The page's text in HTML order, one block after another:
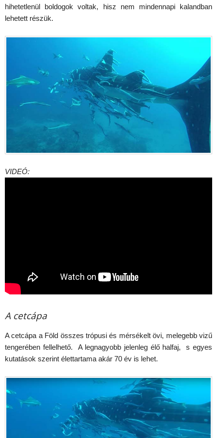
hihetetlenül boldogok voltak, hisz nem mindennapi kalandban
lehetett részük.
VIDEÓ:
A cetcápa
A cetcápa a Föld összes trópusi és mérsékelt övi, melegebb vizű
tengerében fellelhető. A legnagyobb jelenleg élő halfaj, s egyes
kutatások szerint élettartama akár 70 év is lehet.